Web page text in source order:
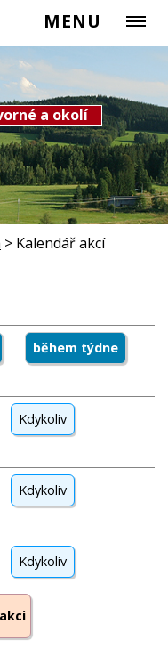
MENU
a okolí
> Kalendář akcí
během týdne
Kdykoliv
Kdykoliv
Kdykoliv